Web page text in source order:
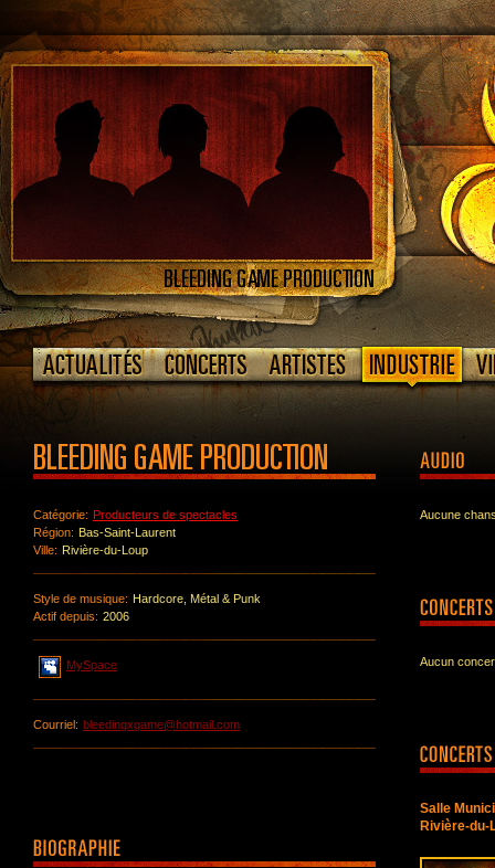
Catégorie: Producteurs de spectacles
Région: Bas-Saint-Laurent
Ville: Rivière-du-Loup
Style de musique: Hardcore, Métal & Punk
Actif depuis: 2006
MySpace
Courriel: bleedingxgame@hotmail.com
Aucune
Aucun
Salle
Rivière-du-